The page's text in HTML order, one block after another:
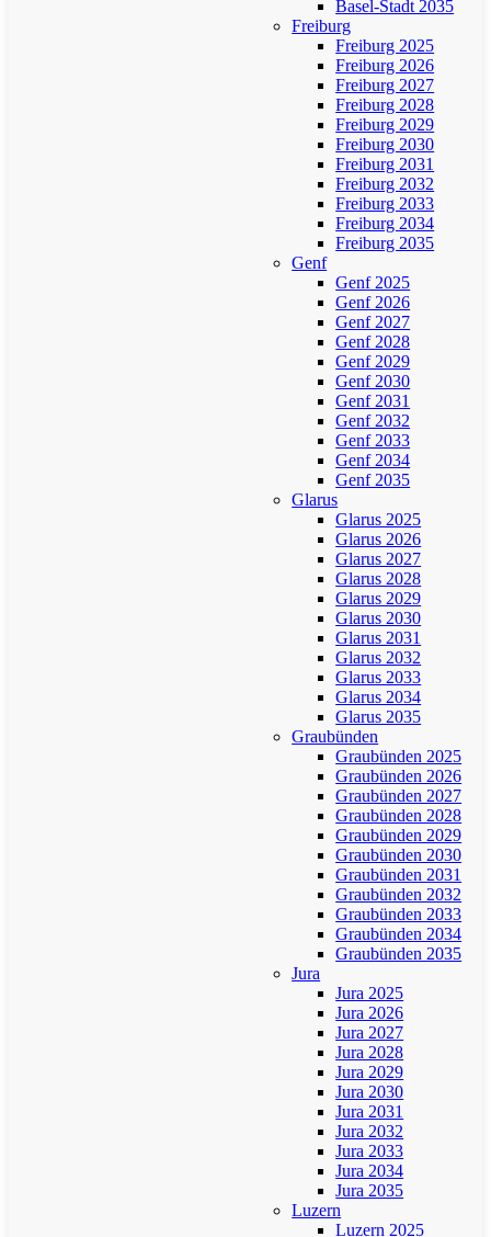
Basel-Stadt 2035
Freiburg
Freiburg 2025
Freiburg 2026
Freiburg 2027
Freiburg 2028
Freiburg 2029
Freiburg 2030
Freiburg 2031
Freiburg 2032
Freiburg 2033
Freiburg 2034
Freiburg 2035
Genf
Genf 2025
Genf 2026
Genf 2027
Genf 2028
Genf 2029
Genf 2030
Genf 2031
Genf 2032
Genf 2033
Genf 2034
Genf 2035
Glarus
Glarus 2025
Glarus 2026
Glarus 2027
Glarus 2028
Glarus 2029
Glarus 2030
Glarus 2031
Glarus 2032
Glarus 2033
Glarus 2034
Glarus 2035
Graubünden
Graubünden 2025
Graubünden 2026
Graubünden 2027
Graubünden 2028
Graubünden 2029
Graubünden 2030
Graubünden 2031
Graubünden 2032
Graubünden 2033
Graubünden 2034
Graubünden 2035
Jura
Jura 2025
Jura 2026
Jura 2027
Jura 2028
Jura 2029
Jura 2030
Jura 2031
Jura 2032
Jura 2033
Jura 2034
Jura 2035
Luzern
Luzern 2025